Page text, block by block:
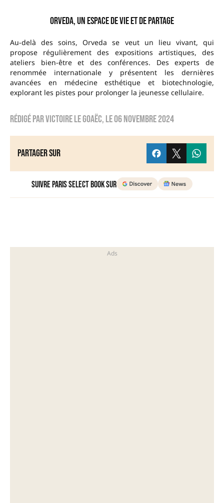
Orveda, un espace de vie et de partage
Au-delà des soins, Orveda se veut un lieu vivant, qui
propose régulièrement des expositions artistiques, des
ateliers bien-être et des conférences. Des experts de
renommée internationale y présentent les dernières
avancées en médecine esthétique et biotechnologie,
explorant les pistes pour prolonger la jeunesse cellulaire.
Rédigé parVictoire Le Goaëc, le06 novembre 2024
Partager sur
Suivre Paris Select Book sur